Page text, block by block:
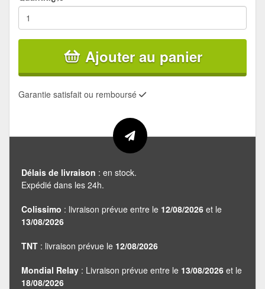
Ajouter au panier
Garantie satisfait ou remboursé
Délais de livraison : en stock.
Expédié dans les 24h.
Colissimo : livraison prévue entre le 12/08/2026 et le
13/08/2026
TNT : livraison prévue le 12/08/2026
Mondial Relay : Livraison prévue entre le 13/08/2026 et le
18/08/2026